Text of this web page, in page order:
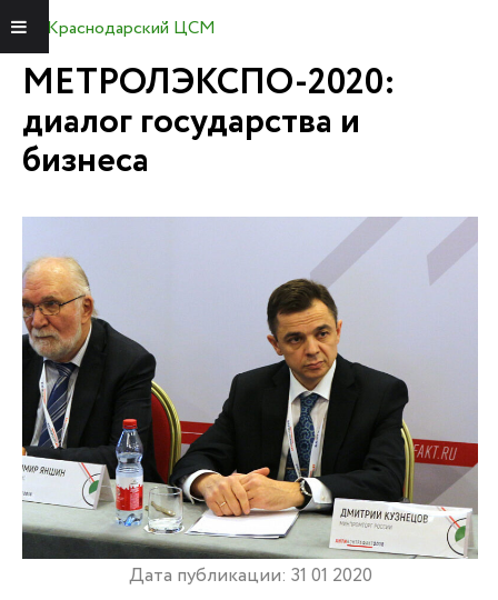
МЕТРОЛЭКСПО-2020:
диалог государства и
бизнеса
Дата публикации: 31 01 2020
Краснодарский ЦСМ